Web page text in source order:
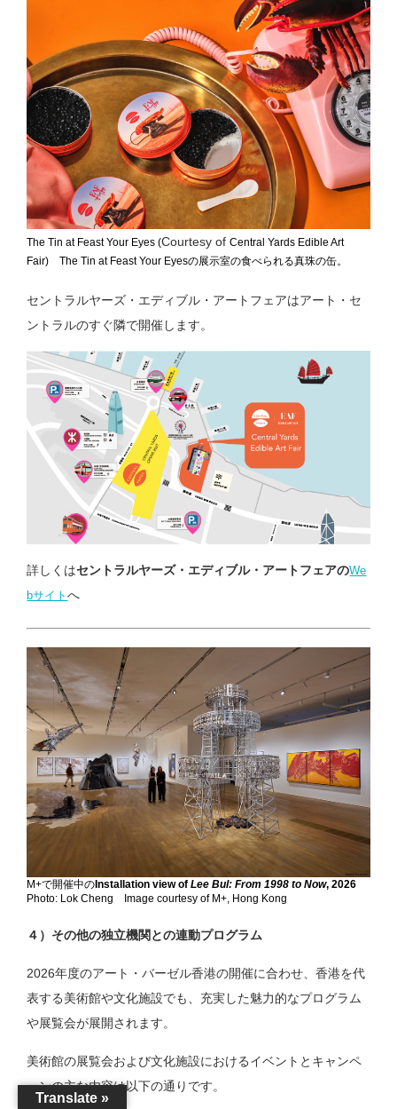
The Tin at Feast Your Eyes (Courtesy ofCentral Yards Edible Art
Fair) The Tin at Feast Your Eyesの展示室の食べられる真珠の缶。
セントラルヤーズ・エディブル・アートフェアはアート・セ
ントラルのすぐ隣で開催します。
詳しくはセントラルヤーズ・エディブル・アートフェアのWe
bサイトへ
M+で開催中のInstallation view ofLee Bul: From 1998 to Now, 2026
Photo: Lok Cheng Image courtesy of M+, Hong Kong
４）その他の独立機関との連動プログラム
2026年度のアート・バーゼル香港の開催に合わせ、香港を代
表する美術館や文化施設でも、充実した魅力的なプログラム
や展覧会が展開されます。
美術館の展覧会および文化施設におけるイベントとキャンペ
ーンの主な内容は以下の通りです。
Translate »